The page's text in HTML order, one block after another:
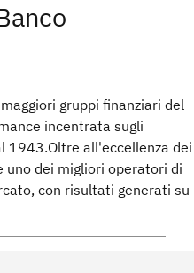
gruppi finanziari del
incentrata sugli
1943.Oltre all'eccellenza dei
uno dei migliori operatori di
con risultati generati su